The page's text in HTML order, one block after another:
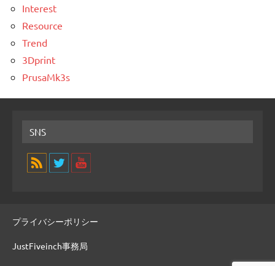
Interest
Resource
Trend
3Dprint
PrusaMk3s
SNS
プライバシーポリシー
JustFiveinch事務局